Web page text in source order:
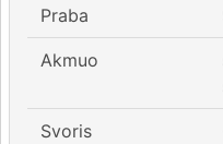
Praba
Akmuo
Svoris